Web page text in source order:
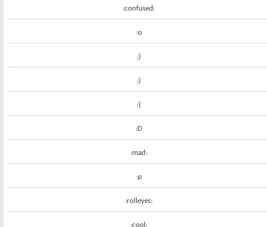
:confused:
:o
;)
:)
:(
:D
:mad:
:p
:rolleyes:
:cool: